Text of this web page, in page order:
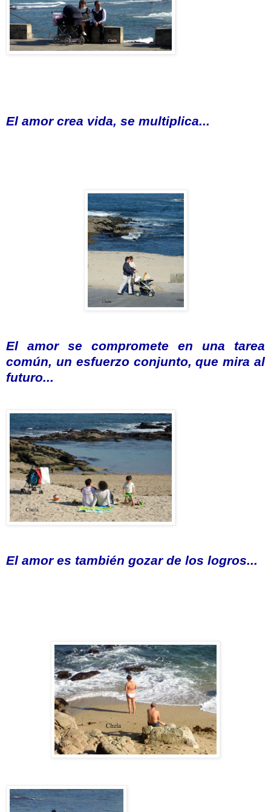
El amor crea vida, se multiplica...
El amor se compromete en una tarea
común, un esfuerzo conjunto, que mira al
futuro...
El amor es también gozar de los logros...